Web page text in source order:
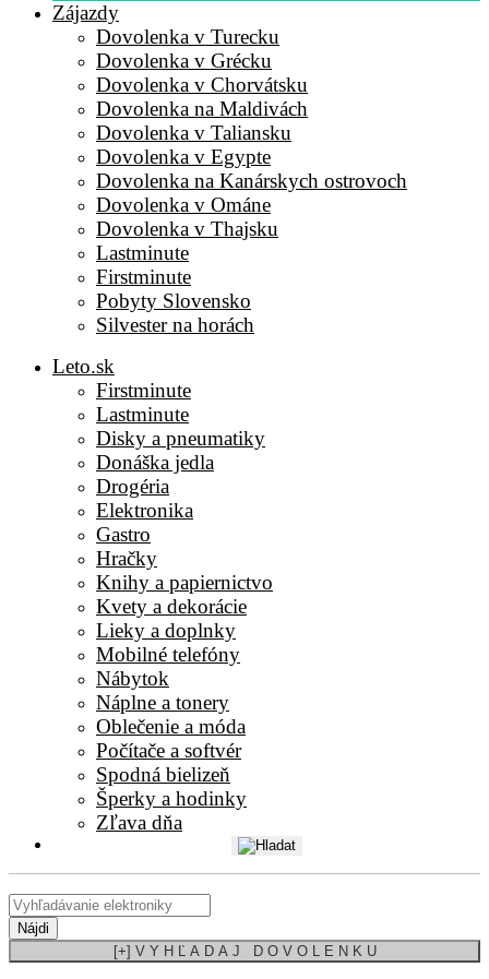
Zájazdy
Dovolenka v Turecku
Dovolenka v Grécku
Dovolenka v Chorvátsku
Dovolenka na Maldivách
Dovolenka v Taliansku
Dovolenka v Egypte
Dovolenka na Kanárskych ostrovoch
Dovolenka v Ománe
Dovolenka v Thajsku
Lastminute
Firstminute
Pobyty Slovensko
Silvester na horách
Leto.sk
Firstminute
Lastminute
Disky a pneumatiky
Donáška jedla
Drogéria
Elektronika
Gastro
Hračky
Knihy a papiernictvo
Kvety a dekorácie
Lieky a doplnky
Mobilné telefóny
Nábytok
Náplne a tonery
Oblečenie a móda
Počítače a softvér
Spodná bielizeň
Šperky a hodinky
Zľava dňa
Nájdi
[+] V Y H Ľ A D A J D O V O L E N K U